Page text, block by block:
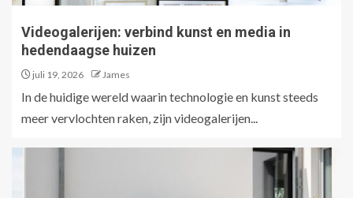
Videogalerijen: verbind kunst en media in
hedendaagse huizen
juli 19, 2026 James
In de huidige wereld waarin technologie en kunst steeds
meer vervlochten raken, zijn videogalerijen...